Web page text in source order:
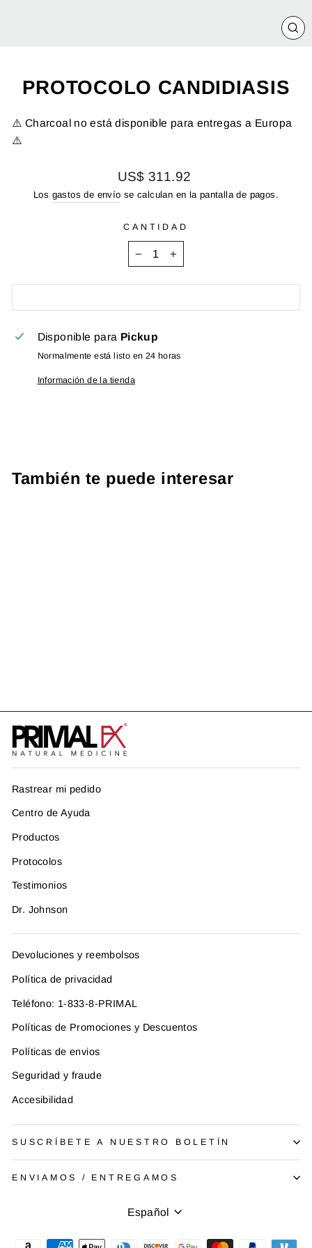
PROTOCOLO CANDIDIASIS
⚠️ Charcoal no está disponible para entregas a Europa
⚠️
Precio
habitual
US$ 311.92
Los gastos de envío se calculan en la pantalla de pagos.
CANTIDAD
Disponible para Pickup
Normalmente está listo en 24 horas
Información de la tienda
También te puede interesar
Rastrear mi pedido
Centro de Ayuda
Productos
Protocolos
Testimonios
Dr. Johnson
Devoluciones y reembolsos
Política de privacidad
Teléfono: 1-833-8-PRIMAL
Políticas de Promociones y Descuentos
Políticas de envios
Seguridad y fraude
Accesibilidad
SUSCRÍBETE A NUESTRO BOLETÍN
ENVIAMOS / ENTREGAMOS
Idioma
Español